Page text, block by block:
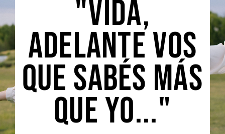
"Vida,
adelante vos
que sabés más
que yo..."